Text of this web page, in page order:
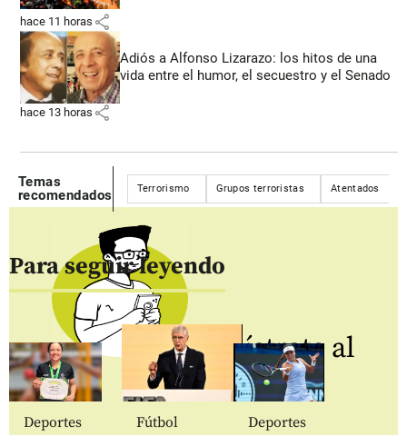
hace 11 horas share
Adiós a Alfonso Lizarazo: los hitos de una
vida entre el humor, el secuestro y el Senado
hace 13 horas share
Temas
recomendados
Terrorismo Grupos terroristas Atentados
Para seguir leyendo
Deportes Fútbol Deportes
Regístrate al
newsletter